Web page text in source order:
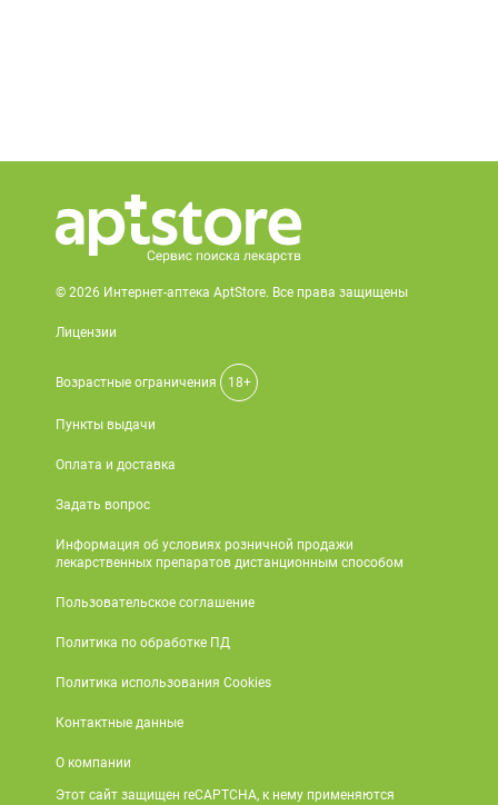
© 2026 Интернет-аптека AptStore. Все права защищены
Лицензии
Возрастные ограничения 18+
Пункты выдачи
Оплата и доставка
Задать вопрос
Информация об условиях розничной продажи
лекарственных препаратов дистанционным способом
Пользовательское соглашение
Политика по обработке ПД
Политика использования Cookies
Контактные данные
О компании
Этот сайт защищен reCAPTCHA, к нему применяются